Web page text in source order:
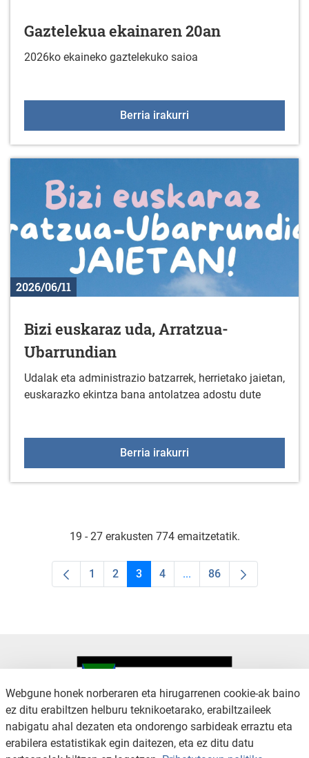
Gaztelekua ekainaren 20an
2026ko ekaineko gaztelekuko saioa
Berria irakurri
2026/06/11
Bizi euskaraz uda, Arratzua-
Ubarrundian
Udalak eta administrazio batzarrek, herrietako jaietan,
euskarazko ekintza bana antolatzea adostu dute
Berria irakurri
19 - 27 erakusten 774 emaitzetatik.
Orrialdea
1 Orrialdea
2 Orrialdea
3 Orrialdea
4 ...Intermediate Pages Use
Orrialdea
86
KONTAKTUA
LEGE OHARRA
SALAKETA KANALA
PRIBATUTASUN POLITIKA
Webgune honek norberaren eta hirugarrenen cookie-ak baino
ez ditu erabiltzen helburu teknikoetarako, erabiltzaileek
nabigatu ahal dezaten eta ondorengo sarbideak erraztu eta
erabilera estatistikak egin daitezen, eta ez ditu datu